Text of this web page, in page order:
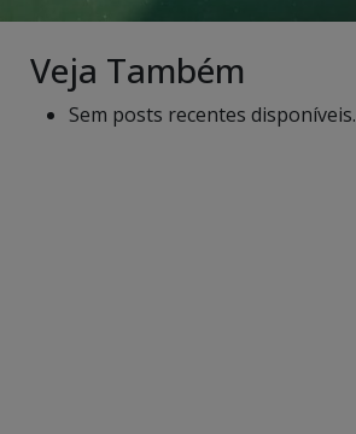
Veja Também
Sem posts recentes disponíveis.